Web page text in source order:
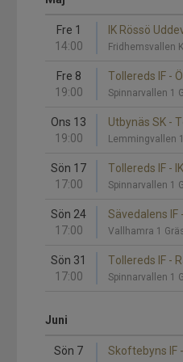
Fre 1
14:00
IK Rössö
Fridhemsvallen
Fre 8
19:00
Tollereds IF -
Spinnarvallen 1
Ons 13
19:00
Utbynäs SK -
Lemmingvallen
Sön 17
17:00
Tollereds IF -
Spinnarvallen 1
Sön 24
17:00
Sävedalens IF
Vallhamra 1
Sön 31
17:00
Tollereds IF -
Spinnarvallen 1
Juni
Sön 7
Skoftebyns IF